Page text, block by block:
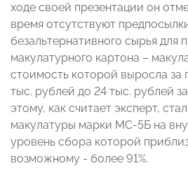
ходе своей презентации он
время отсутствуют
безальтернативного сырья для
макулатурного картона –
стоимость которой выросла за
тыс. рублей до 24 тыс. рублей
этому, как считает эксперт,
макулатуры марки МС-5Б на
уровень сбора которой
возможному - более 91%.